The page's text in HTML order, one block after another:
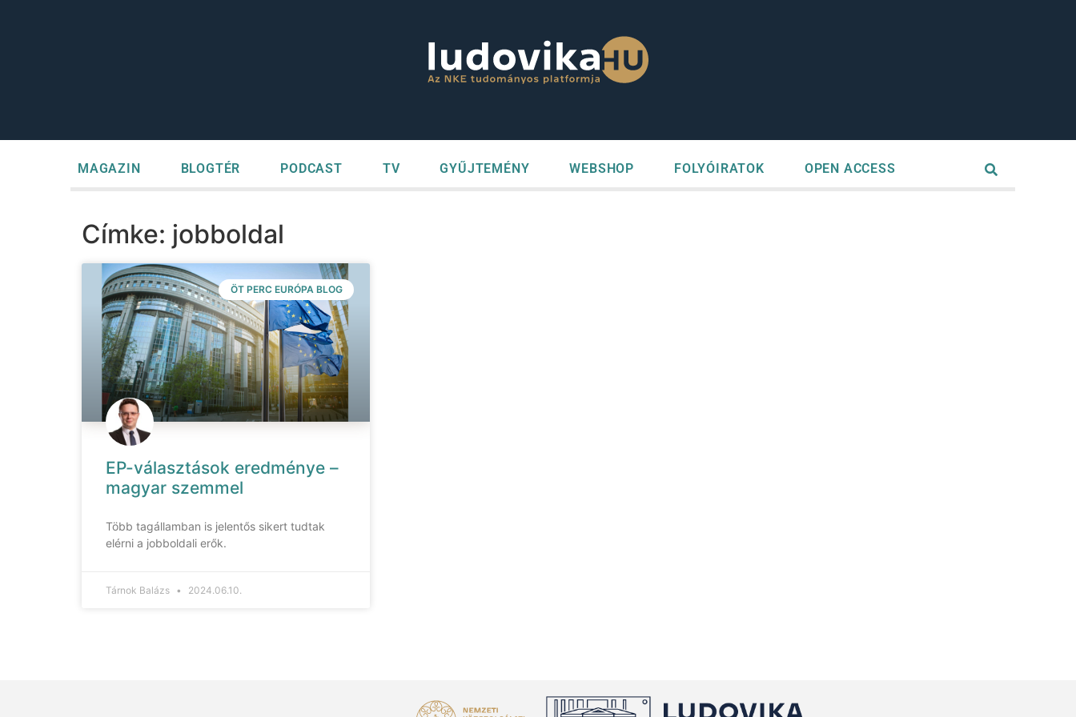
MAGAZIN BLOGTÉR PODCAST TV GYŰJTEMÉNY WEBSHOP FOLYÓIRATOK OPEN ACCESS
Címke: jobboldal
ÖT PERC EURÓPA BLOG
EP-választások eredménye –
magyar szemmel
Több tagállamban is jelentős sikert tudtak
elérni a jobboldali erők.
Tárnok Balázs 2024.06.10.